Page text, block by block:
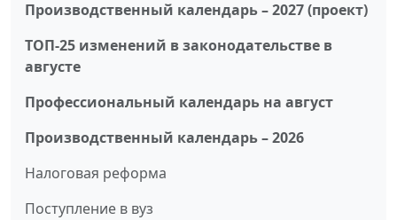
Производственный календарь – 2027 (проект)
ТОП-25 изменений в законодательстве в
августе
Профессиональный календарь на август
Производственный календарь – 2026
Налоговая реформа
Поступление в вуз